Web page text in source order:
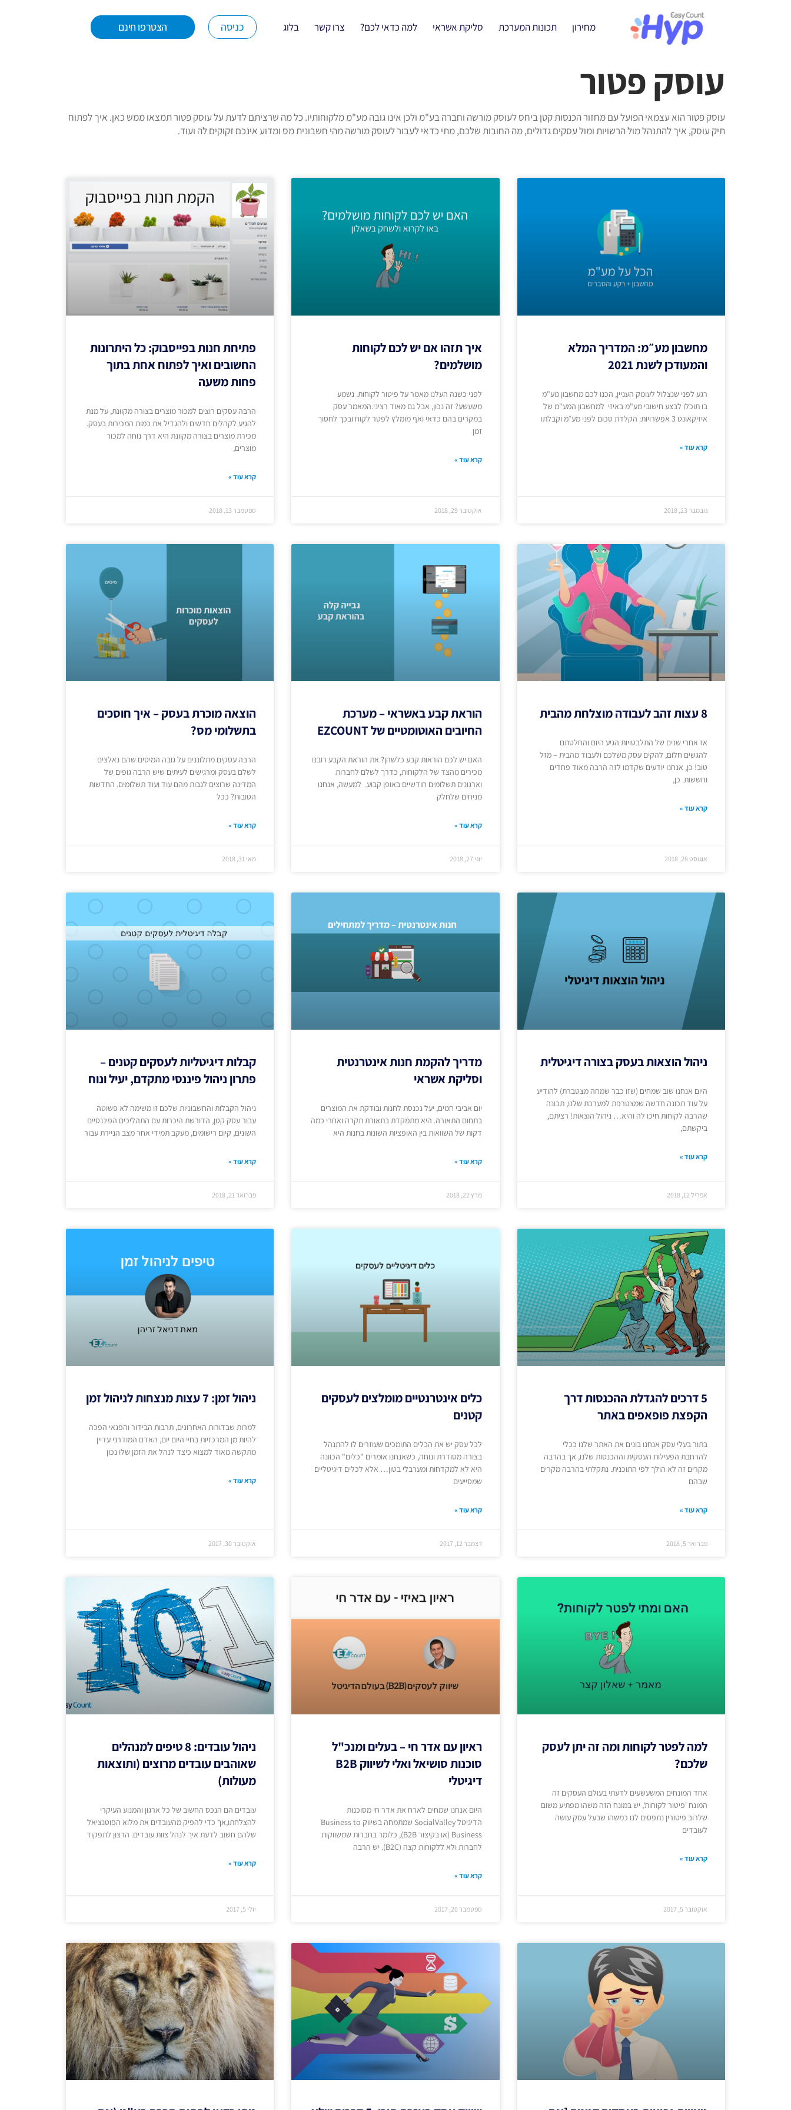
מחירון תכונות המערכת סליקת אשראי למה כדאי לכם? צרו קשר בלוג כניסה הצטרפו חינם
עוסק פטור
עוסק פטור הוא עצמאי הפועל עם מחזור הכנסות קטן ביחס לעוסק מורשה וחברה בע"מ ולכן אינו גובה מע"מ מלקוחותיו. כל מה שרציתם לדעת על עוסק פטור תמצאו ממש כאן. איך לפתוח
תיק עוסק, איך להתנהל מול הרשויות ומול עסקים גדולים, מה החובות שלכם, מתי כדאי לעבור לעוסק מורשה מהי חשבונית מס ומדוע אינכם זקוקים לה ועוד.
מחשבון מע״מ: המדריך המלא
והמעודכן לשנת 2021
רגע לפני שנצלול לעומק העניין, הכנו לכם מחשבון מע"מ
בו תוכלו לבצע חישובי מע"מ באיזי למחשבון המע"מ של
איזיקאונט 3 אפשרויות: הקלדת סכום לפני מע״מ וקבלתו
קרא עוד »
נובמבר 23, 2018
איך תזהו אם יש לכם לקוחות
מושלמים?
לפני כשנה העלנו מאמר על פיטור לקוחות. נשמע
משעשע? זה נכון, אבל גם מאוד רציני.המאמר עסק
במקרים בהם כדאי ואף מומלץ לפטר לקוח ובכך לחסוך
זמן
קרא עוד »
אוקטובר 29, 2018
פתיחת חנות בפייסבוק: כל היתרונות
החשובים ואיך לפתוח אחת בתוך
פחות משעה
הרבה עסקים רוצים למכור מוצרים בצורה מקוונת, על מנת
להגיע לקהלים חדשים ולהגדיל את כמות המכירות בעסק.
מכירת מוצרים בצורה מקוונת היא דרך נוחה למכור
מוצרים,
קרא עוד »
ספטמבר 13, 2018
8 עצות זהב לעבודה מוצלחת מהבית
אז אחרי שנים של התלבטויות הגיע היום והחלטתם
להגשים חלום, להקים עסק משלכם ולעבוד מהבית – מזל
טוב! כן, אנחנו יודעים שקדמו לזה הרבה מאוד פחדים
וחששות. כן,
קרא עוד »
אוגוסט 28, 2018
הוראת קבע באשראי – מערכת
החיובים האוטומטיים של EZCOUNT
האם יש לכם הוראות קבע כלשהן? את הוראת הקבע רובנו
מכירים מהצד של הלקוחות, כדרך לשלם לחברות
וארגונים תשלומים חודשיים באופן קבוע. למעשה, אנחנו
מניחים שלחלק
קרא עוד »
יוני 27, 2018
הוצאה מוכרת בעסק – איך חוסכים
בתשלומי מס?
הרבה עסקים מתלוננים על גובה המיסים שהם נאלצים
לשלם בעסק ומרגישים לעיתים שיש הרבה גופים של
המדינה שרוצים לגבות מהם עוד ועוד תשלומים. החדשות
הטובות? ככל
קרא עוד »
מאי 31, 2018
ניהול הוצאות בעסק בצורה דיגיטלית
היום אנחנו שוב שמחים (שזו כבר שמחה מצטברת) להודיע
על עוד תכונה חדשה שמצטרפת למערכת שלנו, תכונה
שהרבה לקוחות חיכו לה והיא… ניהול הוצאות! רציתם,
ביקשתם,
קרא עוד »
אפריל 12, 2018
מדריך להקמת חנות אינטרנטית
וסליקת אשראי
יום אביבי חמים, יעל נכנסת לחנות ובודקת את המוצרים
בתחום התאורה. היא מתמקדת בתאורת תקרה ואחרי כמה
דקות של השוואות בין האופציות השונות בחנות היא
קרא עוד »
מרץ 22, 2018
קבלות דיגיטליות לעסקים קטנים –
פתרון ניהול פיננסי מתקדם, יעיל ונוח
ניהול הקבלות והחשבוניות שלכם זו משימה לא פשוטה
עבור עסק קטן, הדורשת היכרות עם התהליכים הפיננסיים
השונים, קיום רישומים, מעקב תמידי אחר מצב הניירת עבור
קרא עוד »
פברואר 21, 2018
5 דרכים להגדלת ההכנסות דרך
הקפצת פופאפים באתר
בתור בעלי עסק אנחנו בונים את האתר שלנו ככלי
להרחבת הפעילות העסקית וההכנסות שלנו, אך בהרבה
מקרים זה לא הולך לפי התוכנית. נתקלתי בהרבה מקרים
שבהם
קרא עוד »
פברואר 5, 2018
כלים אינטרנטיים מומלצים לעסקים
קטנים
לכל עסק יש את הכלים התומכים שעוזרים לו להתנהל
בצורה מסודרת ונוחה, כשאנחנו אומרים "כלים" הכוונה
היא לא למקדחות ומערבלי בטון… אלא לכלים דיגיטליים
שמסייעים
קרא עוד »
דצמבר 12, 2017
ניהול זמן: 7 עצות מנצחות לניהול זמן
למרות שבדורות האחרונים, תרבות הבידור והפנאי הפכה
להיות מן המרכזיות בחיי היום יום, האדם המודרני עדיין
מתקשה מאוד למצוא כיצד לנהל את הזמן שלו נכון
קרא עוד »
אוקטובר 30, 2017
למה לפטר לקוחות ומה זה יתן לעסק
שלכם?
אחד המונחים המשעשעים לדעתי בעולם העסקים זה
המונח 'פיטור לקוחות', יש במונח הזה משהו מפתיע משום
שלרוב פיטורין נתפסים לנו כמשהו שבעל עסק עושה
לעובדים
קרא עוד »
אוקטובר 5, 2017
ראיון עם אדר חי – בעלים ומנכ"ל
סוכנות סושיאל ואלי לשיווק B2B
דיגיטלי
היום אנחנו שמחים לארח את אדר חי מסוכנות
הדיגיטל SocialValley שמתמחה בשיווק Business to
Business (או בקיצור B2B), כלומר בחברות שמשווקות
לחברות ולא ללקוחות קצה (B2C). יש הרבה
קרא עוד »
ספטמבר 20, 2017
ניהול עובדים: 8 טיפים למנהלים
שאוהבים עובדים מרוצים (ותוצאות
מעולות)
עובדים הם הנכס החשוב של כל ארגון והמנוע העיקרי
להצלחתו,אך כדי להפיק מהעובדים את מלוא הפוטנציאל
שלהם חשוב לדעת איך לנהל צוות עובדים. הרצון לתפקוד
קרא עוד »
יולי 5, 2017